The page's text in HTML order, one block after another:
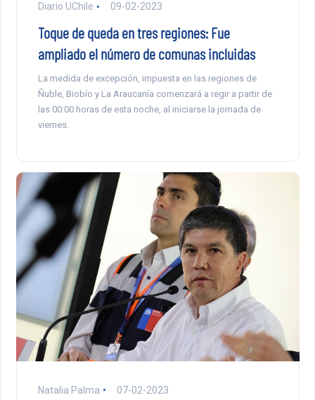
Diario UChile 09-02-2023
Toque de queda en tres regiones: Fue
ampliado el número de comunas incluidas
La medida de excepción, impuesta en las regiones de
Ñuble, Biobío y La Araucanía comenzará a regir a partir de
las 00:00 horas de esta noche, al iniciarse la jornada de
viernes.
Natalia Palma 07-02-2023